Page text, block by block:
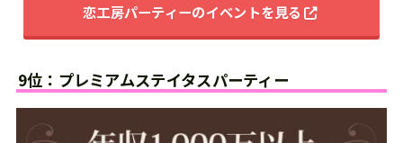
恋工房パーティーのイベントを見る
9位：プレミアムステイタスパーティー